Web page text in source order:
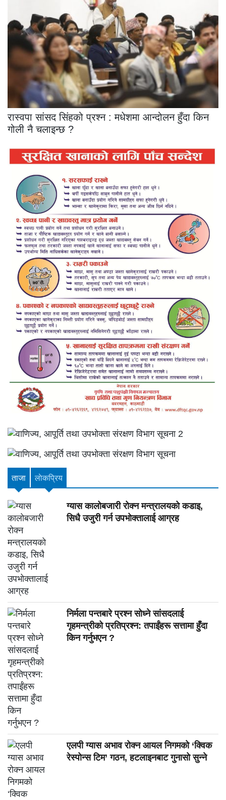
रास्वपा सांसद सिंहको प्रश्न : मधेशमा आन्दोलन हुँदा किन
गोली नै चलाइन्छ ?
ताजा लाेकप्रिय
ग्यास कालोबजारी रोक्न मन्त्रालयको कडाइ,
सिधै उजुरी गर्न उपभोक्तालाई आग्रह
निर्मला पन्तबारे प्रश्न सोध्ने सांसदलाई
गृहमन्त्रीको प्रतिप्रश्न: तपाईंहरू सत्तामा हुँदा
किन गर्नुभएन ?
एलपी ग्यास अभाव रोक्न आयल निगमको ‘क्विक
रेस्पोन्स टिम’ गठन, हटलाइनबाट गुनासो सुन्ने